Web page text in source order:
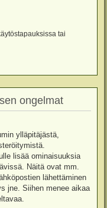
tai
ongelmat
ylläpitäjästä,
lisää ominaisuuksia
Näitä ovat mm.
lähettäminen
jne. Siihen menee aikaa